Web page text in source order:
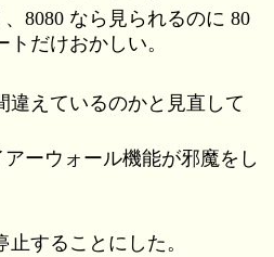
8080 なら見られるのに 80
だけおかしい。
違えているのかと見直して
ーウォール機能が邪魔をし
することにした。